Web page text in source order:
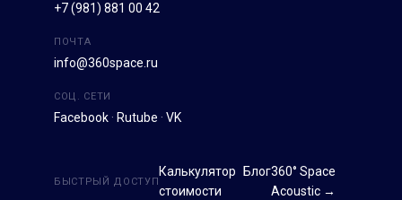
+7 (981) 881 00 42
ПОЧТА
info@360space.ru
СОЦ. СЕТИ
Facebook · Rutube · VK
БЫСТРЫЙ ДОСТУП
Калькулятор
стоимости
Блог360° Space
Acoustic →